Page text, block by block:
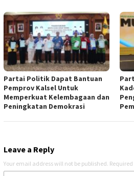
Partai Politik Dapat Bantuan
Pemprov Kalsel Untuk
Memperkuat Kelembagaan dan
Peningkatan Demokrasi
Leave a Reply
Your email address will not be published.